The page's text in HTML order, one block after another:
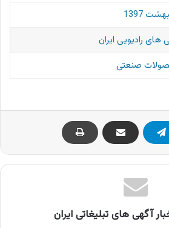
1397
های رادیویی ایران
صنعتی
آگهی های تبلیغاتی ایران